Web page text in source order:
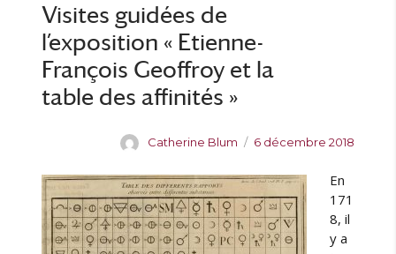
p
h
a
r
m
a
i
d
e
P
a
r
s
a
n
c
e
c
m
u
n
e
d
e
Visites guidées de
l’exposition « Etienne-
François Geoffroy et la
table des affinités »
A
t
e
u
r
Catherine Blum
P
b
l
i
é
6 décembre 2018
En
171
8, il
y a